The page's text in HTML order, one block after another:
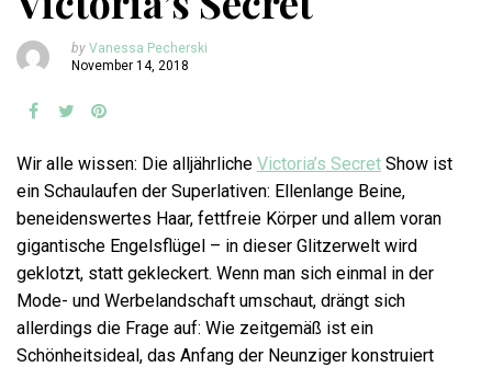
by Vanessa Pecherski
November 14, 2018
Wir alle wissen: Die alljährliche Victoria’s Secret Show ist
ein Schaulaufen der Superlativen: Ellenlange Beine,
beneidenswertes Haar, fettfreie Körper und allem voran
gigantische Engelsflügel – in dieser Glitzerwelt wird
geklotzt, statt gekleckert. Wenn man sich einmal in der
Mode- und Werbelandschaft umschaut, drängt sich
allerdings die Frage auf: Wie zeitgemäß ist ein
Schönheitsideal, das Anfang der Neunziger konstruiert